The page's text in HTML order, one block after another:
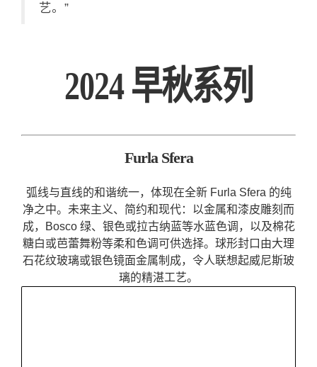
艺。”
2024 早秋系列
Furla Sfera
弧线与直线的和谐统一，体现在全新 Furla Sfera 的纯
净之中。未来主义、简约和现代：以金属和漆皮雕刻而
成，Bosco 绿、银色或拉古纳蓝等水蓝色调，以及棉花
糖白或芭蕾舞粉等柔和色调可供选择。球形封口由大理
石花纹玻璃或银色镜面金属制成，令人联想起威尼斯玻
璃的精湛工艺。